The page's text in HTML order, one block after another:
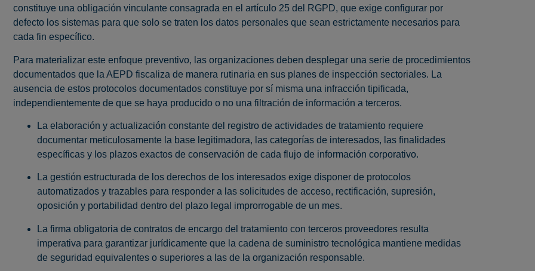
constituye una obligación vinculante consagrada en el artículo 25 del RGPD, que exige configurar por
defecto los sistemas para que solo se traten los datos personales que sean estrictamente necesarios para
cada fin específico.
Para materializar este enfoque preventivo, las organizaciones deben desplegar una serie de procedimientos
documentados que la AEPD fiscaliza de manera rutinaria en sus planes de inspección sectoriales. La
ausencia de estos protocolos documentados constituye por sí misma una infracción tipificada,
independientemente de que se haya producido o no una filtración de información a terceros.
La elaboración y actualización constante del registro de actividades de tratamiento requiere
documentar meticulosamente la base legitimadora, las categorías de interesados, las finalidades
específicas y los plazos exactos de conservación de cada flujo de información corporativo.
La gestión estructurada de los derechos de los interesados exige disponer de protocolos
automatizados y trazables para responder a las solicitudes de acceso, rectificación, supresión,
oposición y portabilidad dentro del plazo legal improrrogable de un mes.
La firma obligatoria de contratos de encargo del tratamiento con terceros proveedores resulta
imperativa para garantizar jurídicamente que la cadena de suministro tecnológica mantiene medidas
de seguridad equivalentes o superiores a las de la organización responsable.